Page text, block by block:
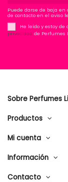
Puede darse de baja
de contacto en el aviso
He leído y estoy de
privacidad de Perfumes
Sobre Perfumes
Productos
Mi cuenta
Información
Contacto